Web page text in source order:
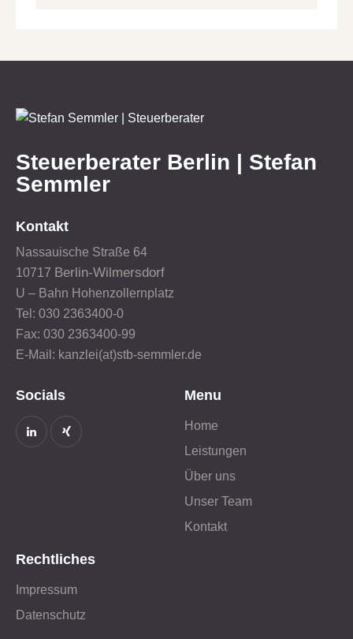
Steuerberater Berlin | Stefan
Semmler
Kontakt
Nassauische Straße 64
10717 Berlin-Wilmersdorf
U – Bahn Hohenzollernplatz
Tel: 030 2363400-0
Fax: 030 2363400-99
E-Mail: kanzlei(at)stb-semmler.de
Socials Menu
Home
Leistungen
Über uns
Unser Team
Kontakt
Rechtliches
Impressum
Datenschutz